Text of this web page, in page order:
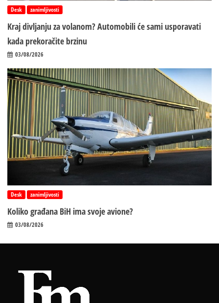
Desk zanimljivosti
Kraj divljanju za volanom? Automobili će sami usporavati
kada prekoračite brzinu
03/08/2026
Desk zanimljivosti
Koliko građana BiH ima svoje avione?
03/08/2026